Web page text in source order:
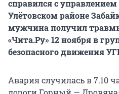
справился с
Улётовском районе
мужчина получил
«Чита.Ру» 12 ноября в
безопасного движения
Авария случилась в 7.10